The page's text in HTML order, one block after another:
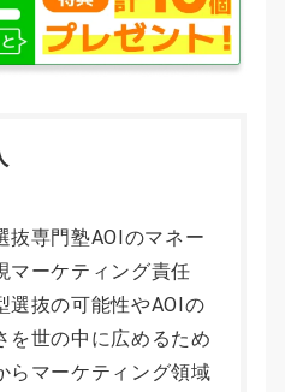
抜専門塾AOIのマネー
マーケティング責任
選抜の可能性やAOIの
を世の中に広めるため
らマーケティング領域